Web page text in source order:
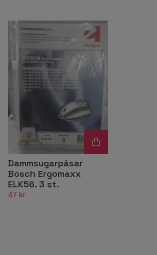
Dammsugarpåsar
Bosch Ergomaxx
ELK56. 3 st.
47 kr